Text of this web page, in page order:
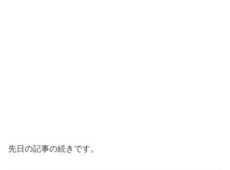
先日の記事の続きです。